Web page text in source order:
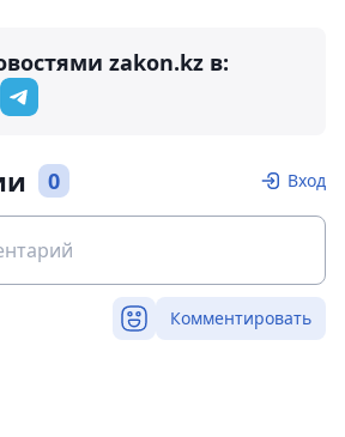
zakon.kz в:
0 Вход
Комментировать